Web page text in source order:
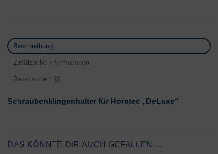
Beschreibung
Zusätzliche Informationen
Rezensionen (0)
Schraubenklingenhalter für Horotec „DeLuxe“
DAS KÖNNTE DIR AUCH GEFALLEN …